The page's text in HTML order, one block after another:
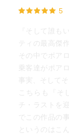
5
『そして誰も
ティの最高傑
その中でポア
乗客達がポア
事実、そして
こちらも『そ
チ・ラストを
でこの作品の
というのはこ